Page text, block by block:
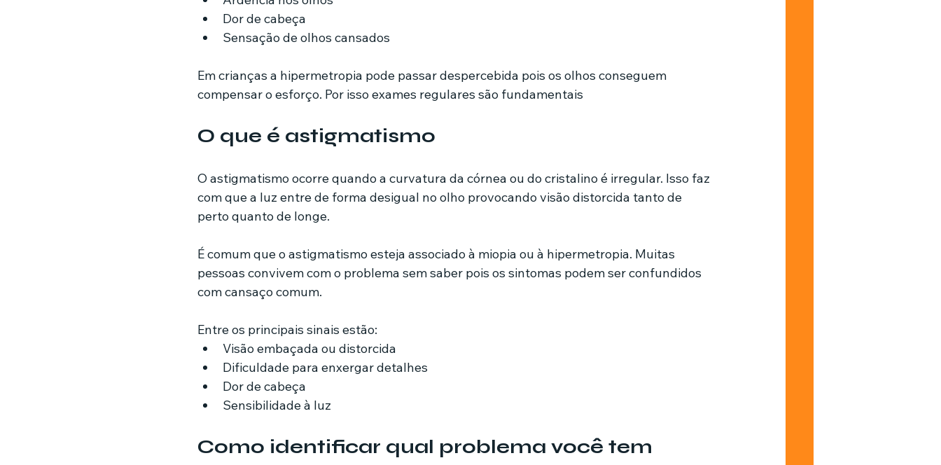
Dor de cabeça
Sensação de olhos cansados
Em crianças a hipermetropia pode passar despercebida pois os olhos conseguem
compensar o esforço. Por isso exames regulares são fundamentais
O que é astigmatismo
O astigmatismo ocorre quando a curvatura da córnea ou do cristalino é irregular. Isso faz
com que a luz entre de forma desigual no olho provocando visão distorcida tanto de
perto quanto de longe.
É comum que o astigmatismo esteja associado à miopia ou à hipermetropia. Muitas
pessoas convivem com o problema sem saber pois os sintomas podem ser confundidos
com cansaço comum.
Entre os principais sinais estão:
Visão embaçada ou distorcida
Dificuldade para enxergar detalhes
Dor de cabeça
Sensibilidade à luz
Como identificar qual problema você tem